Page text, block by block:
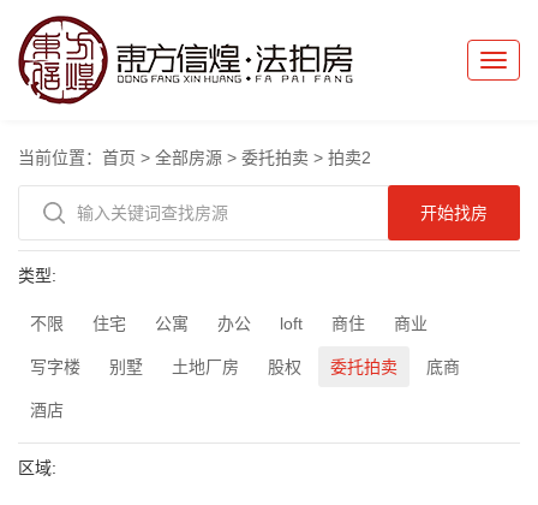
Toggle
当前位置： 首页 > 全部房源 > 委托拍卖 > 拍卖2
类型:
不限 住宅 公寓 办公 loft 商住 商业
写字楼 别墅 土地厂房 股权 委托拍卖 底商
酒店
区域: